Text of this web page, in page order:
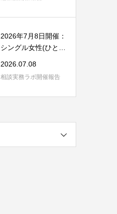
2026年7月8日開催：
シングル女性(ひとり
2026.07.08
相談実務ラボ開催報告